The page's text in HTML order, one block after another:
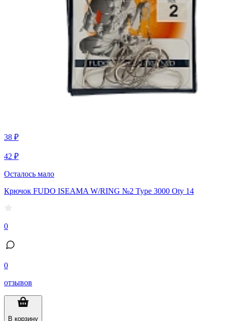
38 ₽
42 ₽
Осталось мало
Крючок FUDO ISEAMA W/RING №2 Type 3000 Oty 14
0
0
отзывов
В корзину